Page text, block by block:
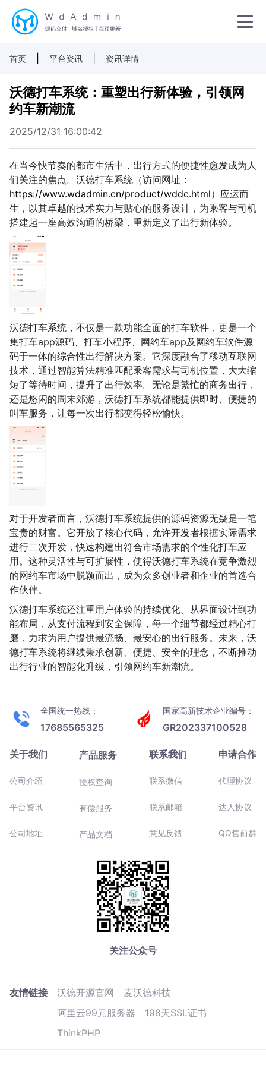
首页 平台资讯 资讯详情
沃德打车系统：重塑出行新体验，引领网
约车新潮流
2025/12/31 16:00:42
在当今快节奏的都市生活中，出行方式的便捷性愈发成为人
们关注的焦点。沃德打车系统（访问网址：
https://www.wdadmin.cn/product/wddc.html）应运而
生，以其卓越的技术实力与贴心的服务设计，为乘客与司机
搭建起一座高效沟通的桥梁，重新定义了出行新体验。
沃德打车系统，不仅是一款功能全面的打车软件，更是一个
集打车app源码、打车小程序、网约车app及网约车软件源
码于一体的综合性出行解决方案。它深度融合了移动互联网
技术，通过智能算法精准匹配乘客需求与司机位置，大大缩
短了等待时间，提升了出行效率。无论是繁忙的商务出行，
还是悠闲的周末郊游，沃德打车系统都能提供即时、便捷的
叫车服务，让每一次出行都变得轻松愉快。
对于开发者而言，沃德打车系统提供的源码资源无疑是一笔
宝贵的财富。它开放了核心代码，允许开发者根据实际需求
进行二次开发，快速构建出符合市场需求的个性化打车应
用。这种灵活性与可扩展性，使得沃德打车系统在竞争激烈
的网约车市场中脱颖而出，成为众多创业者和企业的首选合
作伙伴。
沃德打车系统还注重用户体验的持续优化。从界面设计到功
能布局，从支付流程到安全保障，每一个细节都经过精心打
磨，力求为用户提供最流畅、最安心的出行服务。未来，沃
德打车系统将继续秉承创新、便捷、安全的理念，不断推动
出行行业的智能化升级，引领网约车新潮流。
全国统一热线：
17685565325
国家高新技术企业编号：
GR202337100528
关于我们
公司介绍
平台资讯
公司地址
产品服务
授权查询
有偿服务
产品文档
联系我们
联系微信
联系邮箱
意见反馈
申请合作
代理协议
达人协议
QQ售前群
关注公众号
友情链接 沃德开源官网
麦沃德科技
阿里云99元服务器
198天SSL证书
ThinkPHP